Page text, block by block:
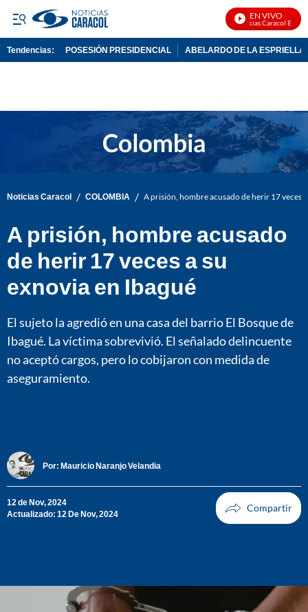
EN VIVO
Noticias Caracol En Vivo
Tendencias: POSESIÓN PRESIDENCIAL ABELARDO DE LA ESPRIELLA
Noticias Caracol / COLOMBIA / A prisión, hombre acusado de herir 17 veces
A prisión, hombre acusado
de herir 17 veces a su
exnovia en Ibagué
El sujeto la agredió en una casa del barrio El Bosque de
Ibagué. La víctima sobrevivió. El señalado delincuente
no aceptó cargos, pero lo cobijaron con medida de
aseguramiento.
Por: Mauricio Naranjo Velandia
12 de Nov, 2024
Actualizado: 12 De Nov, 2024